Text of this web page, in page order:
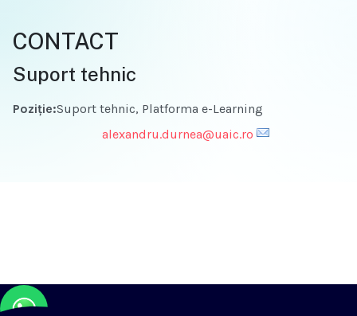
CONTACT
Suport tehnic
Poziție:Suport tehnic, Platforma e-Learning
alexandru.durnea@uaic.ro